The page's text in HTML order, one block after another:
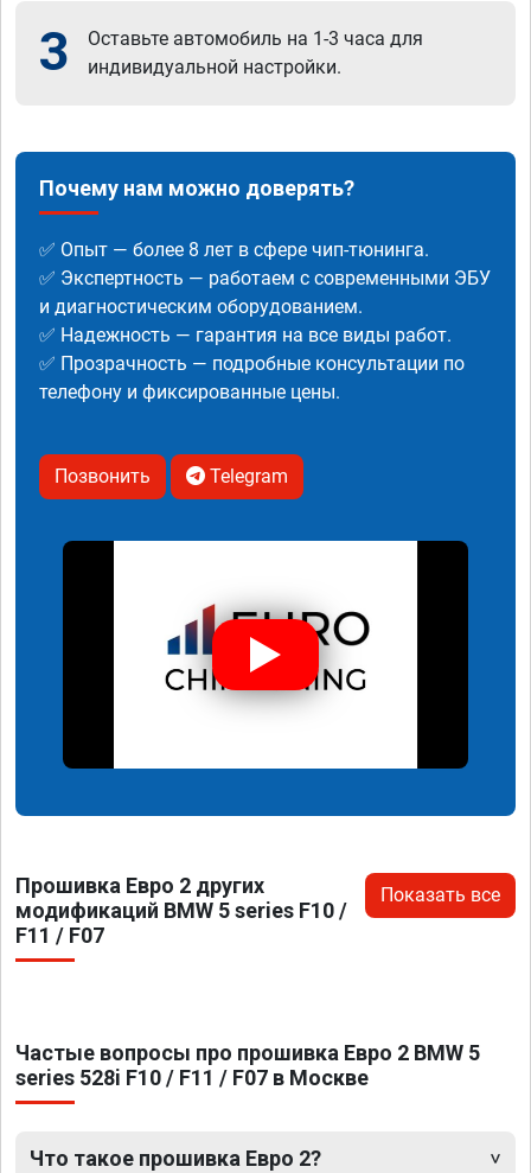
3
Оставьте автомобиль на 1-3 часа для
индивидуальной настройки.
Почему нам можно доверять?
✅ Опыт — более 8 лет в сфере чип-тюнинга.
✅ Экспертность — работаем с современными ЭБУ
и диагностическим оборудованием.
✅ Надежность — гарантия на все виды работ.
✅ Прозрачность — подробные консультации по
телефону и фиксированные цены.
Позвонить Telegram
Прошивка Евро 2 других
модификаций BMW 5 series F10 /
F11 / F07
Показать все
Частые вопросы про прошивка Евро 2 BMW 5
series 528i F10 / F11 / F07 в Москве
Что такое прошивка Евро 2?